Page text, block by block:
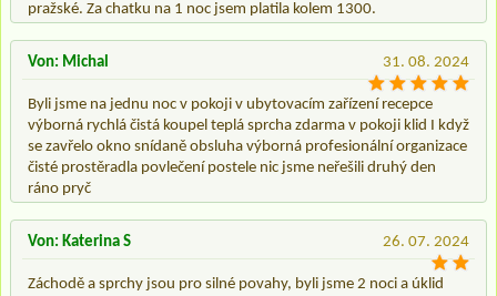
pražské. Za chatku na 1 noc jsem platila kolem 1300.
31. 08. 2024
Von: Michal
Byli jsme na jednu noc v pokoji v ubytovacím zařízení recepce
výborná rychlá čistá koupel teplá sprcha zdarma v pokoji klid I když
se zavřelo okno snídaně obsluha výborná profesionální organizace
čisté prostěradla povlečení postele nic jsme neřešili druhý den
ráno pryč
26. 07. 2024
Von: Katerina S
Záchodě a sprchy jsou pro silné povahy, byli jsme 2 noci a úklid